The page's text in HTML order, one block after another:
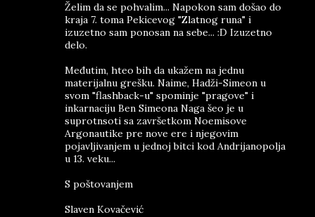
Želim da se pohvalim... Napokon sam došao do
kraja 7. toma Pekicevog "Zlatnog runa" i
izuzetno sam ponosan na sebe... :D Izuzetno
delo.
Međutim, hteo bih da ukažem na jednu
materijalnu grešku. Naime, Hadži-Simeon u
svom "flashback-u" spominje "pragove" i
inkarnaciju Ben Simeona Naga šeo je u
suprotnsoti sa završetkom Noemisove
Argonautike pre nove ere i njegovim
pojavljivanjem u jednoj bitci kod Andrijanopolja
u 13. veku...
S poštovanjem
Slaven Kovačević